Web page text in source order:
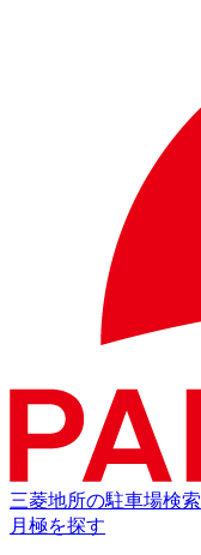
三菱地所の駐車場検索
月極を探す